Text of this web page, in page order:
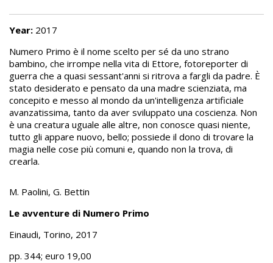
Year: 2017
Numero Primo è il nome scelto per sé da uno strano
bambino, che irrompe nella vita di Ettore, fotoreporter di
guerra che a quasi sessant'anni si ritrova a fargli da padre. È
stato desiderato e pensato da una madre scienziata, ma
concepito e messo al mondo da un'intelligenza artificiale
avanzatissima, tanto da aver sviluppato una coscienza. Non
è una creatura uguale alle altre, non conosce quasi niente,
tutto gli appare nuovo, bello; possiede il dono di trovare la
magia nelle cose più comuni e, quando non la trova, di
crearla.
M. Paolini, G. Bettin
Le avventure di Numero Primo
Einaudi, Torino, 2017
pp. 344; euro 19,00